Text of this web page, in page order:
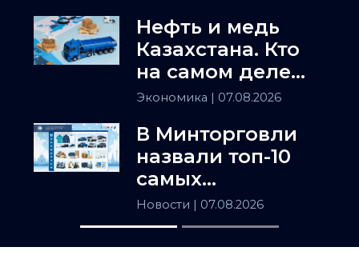
Нефть и медь
Казахстана. Кто
на самом деле
держит
Азию
Экономика | 07.08.2026
В Минторговли
назвали топ-10
самых
популярных
товаров в
Казахстане
Новости | 07.08.2026